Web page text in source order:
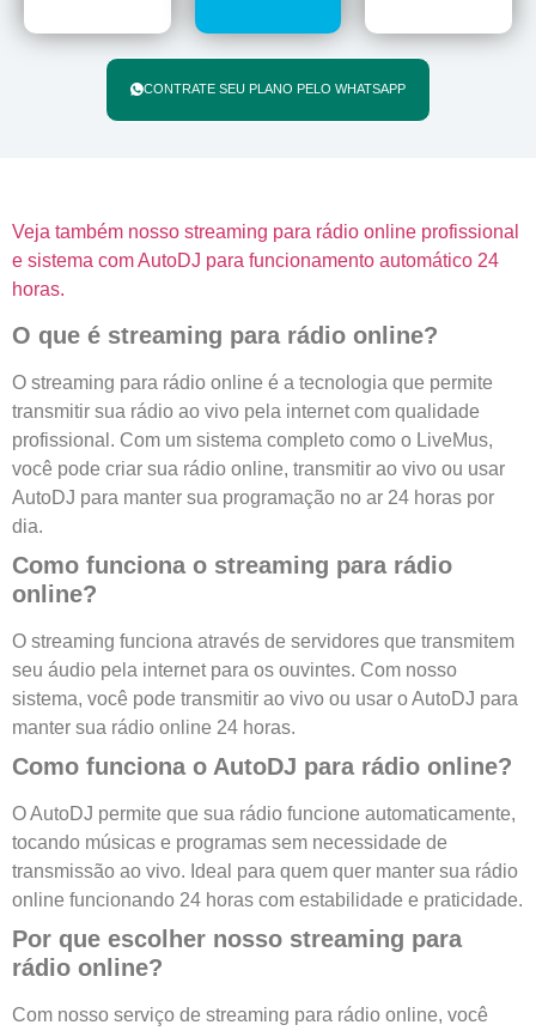
CONTRATE SEU PLANO PELO WHATSAPP
Veja também nosso streaming para rádio online profissional
e sistema com AutoDJ para funcionamento automático 24
horas.
O que é streaming para rádio online?
O streaming para rádio online é a tecnologia que permite
transmitir sua rádio ao vivo pela internet com qualidade
profissional. Com um sistema completo como o LiveMus,
você pode criar sua rádio online, transmitir ao vivo ou usar
AutoDJ para manter sua programação no ar 24 horas por
dia.
Como funciona o streaming para rádio
online?
O streaming funciona através de servidores que transmitem
seu áudio pela internet para os ouvintes. Com nosso
sistema, você pode transmitir ao vivo ou usar o AutoDJ para
manter sua rádio online 24 horas.
Como funciona o AutoDJ para rádio online?
O AutoDJ permite que sua rádio funcione automaticamente,
tocando músicas e programas sem necessidade de
transmissão ao vivo. Ideal para quem quer manter sua rádio
online funcionando 24 horas com estabilidade e praticidade.
Por que escolher nosso streaming para
rádio online?
Com nosso serviço de streaming para rádio online, você